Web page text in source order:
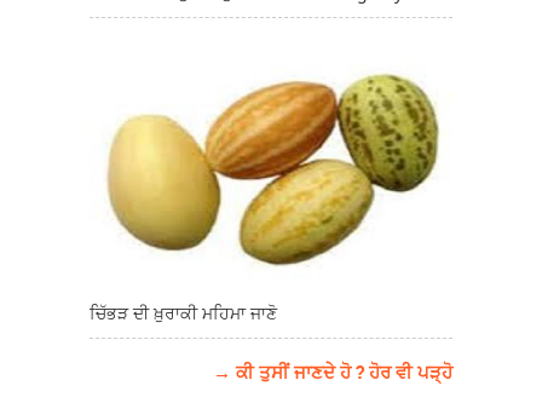
ਚਿੱਭੜ ਦੀ ਖ਼ੁਰਾਕੀ ਮਹਿਮਾ ਜਾਣੋ
→ ਕੀ ਤੁਸੀਂ ਜਾਣਦੇ ਹੋ ? ਹੋਰ ਵੀ ਪੜ੍ਹੋ